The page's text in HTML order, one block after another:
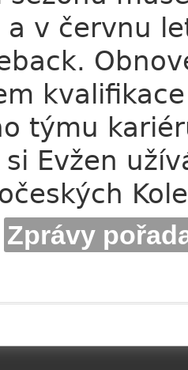
v červnu
týmu
Evžen
Zprávy